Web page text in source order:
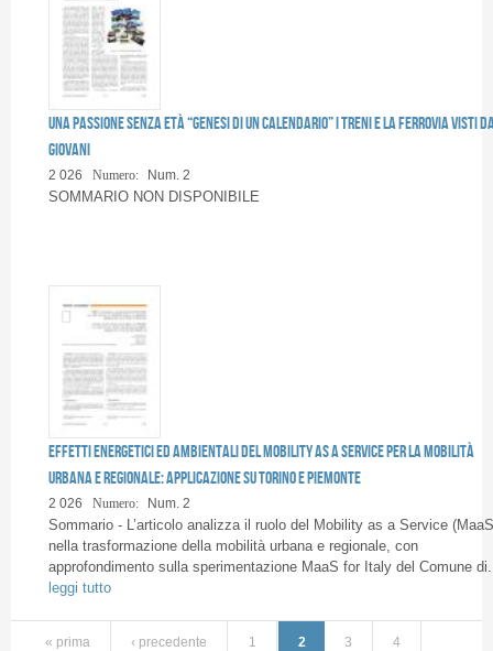
Una passione senza età “Genesi di un calendario” I treni e la ferrovia visti
giovani
2 026 Numero: Num. 2
SOMMARIO NON DISPONIBILE
Effetti energetici ed ambientali del Mobility as a Service per la mobilità
urbana e regionale: applicazione su Torino e Piemonte
2 026 Numero: Num. 2
Sommario - L’articolo analizza il ruolo del Mobility as a Service
nella trasformazione della mobilità urbana e regionale, con
approfondimento sulla sperimentazione MaaS for Italy del Comune
leggi tutto
« prima ‹ precedente 1 2 3 4